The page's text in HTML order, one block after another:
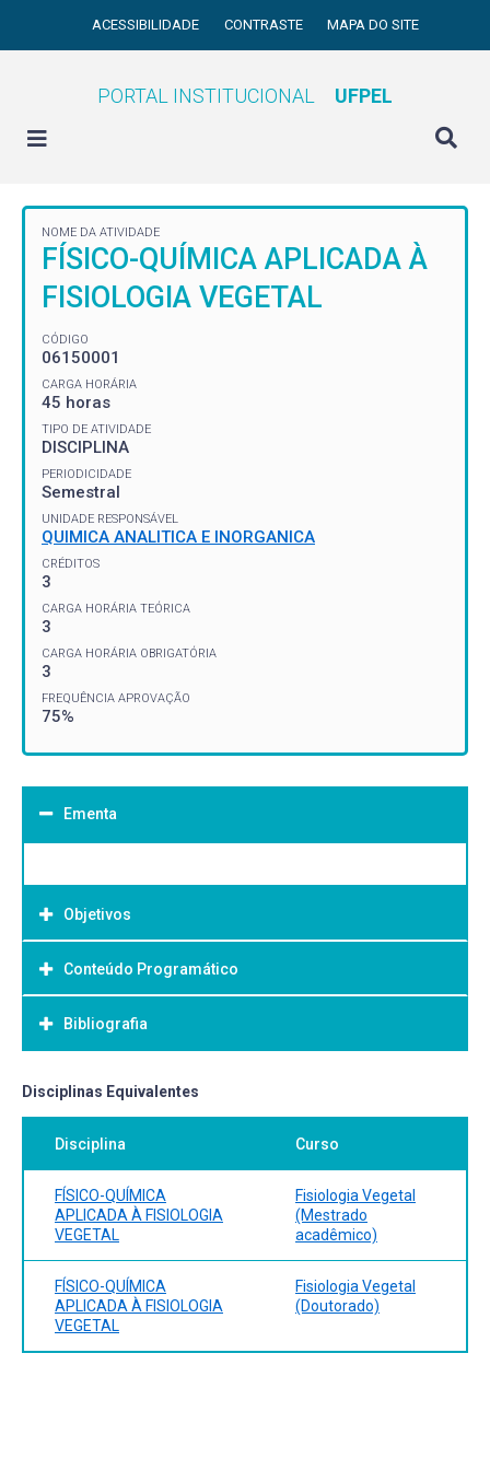
ACESSIBILIDADE CONTRASTE MAPA DO SITE
PORTAL INSTITUCIONAL UFPEL
NOME DA ATIVIDADE
FÍSICO-QUÍMICA APLICADA À
FISIOLOGIA VEGETAL
CÓDIGO
06150001
CARGA HORÁRIA
45 horas
TIPO DE ATIVIDADE
DISCIPLINA
PERIODICIDADE
Semestral
UNIDADE RESPONSÁVEL
QUIMICA ANALITICA E INORGANICA
CRÉDITOS
3
CARGA HORÁRIA TEÓRICA
3
CARGA HORÁRIA OBRIGATÓRIA
3
FREQUÊNCIA APROVAÇÃO
75%
Ementa
Objetivos
Objetivo Geral:
Conteúdo Programático
Bibliografia
Bibliografia Básica:
Disciplinas Equivalentes
Disciplina Curso
FÍSICO-QUÍMICA
APLICADA À FISIOLOGIA
VEGETAL
Fisiologia Vegetal
(Mestrado
acadêmico)
FÍSICO-QUÍMICA
APLICADA À FISIOLOGIA
VEGETAL
Fisiologia Vegetal
(Doutorado)